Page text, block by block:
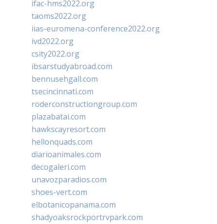
ifac-hms2022.org
taoms2022.org
iias-euromena-conference2022.org
ivd2022.org
csity2022.org
ibsarstudyabroad.com
bennusehgall.com
tsecincinnati.com
roderconstructiongroup.com
plazabatai.com
hawkscayresort.com
hellonquads.com
diarioanimales.com
decogaleri.com
unavozparadios.com
shoes-vert.com
elbotanicopanama.com
shadyoaksrockportrvpark.com